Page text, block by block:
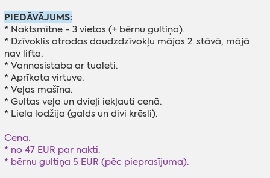
PIEDĀVĀJUMS:
* Naktsmītne - 3 vietas (+ bērnu gultiņa).
* Dzīvoklis atrodas daudzdzīvokļu mājas 2. stāvā, mājā
nav lifta.
* Vannasistaba ar tualeti.
* Aprīkota virtuve.
* Veļas mašīna.
* Gultas veļa un dvieļi iekļauti cenā.
* Liela lodžija (galds un divi krēsli).
Cena:
* no 47 EUR par nakti.
* bērnu gultiņa 5 EUR (pēc pieprasījuma).